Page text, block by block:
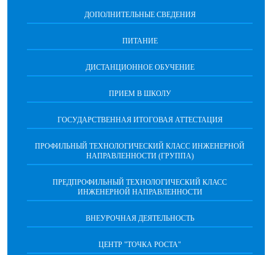
ДОПОЛНИТЕЛЬНЫЕ СВЕДЕНИЯ
ПИТАНИЕ
ДИСТАНЦИОННОЕ ОБУЧЕНИЕ
ПРИЕМ В ШКОЛУ
ГОСУДАРСТВЕННАЯ ИТОГОВАЯ АТТЕСТАЦИЯ
ПРОФИЛЬНЫЙ ТЕХНОЛОГИЧЕСКИЙ КЛАСС ИНЖЕНЕРНОЙ
НАПРАВЛЕННОСТИ (ГРУППА)
ПРЕДПРОФИЛЬНЫЙ ТЕХНОЛОГИЧЕСКИЙ КЛАСС
ИНЖЕНЕРНОЙ НАПРАВЛЕННОСТИ
ВНЕУРОЧНАЯ ДЕЯТЕЛЬНОСТЬ
ЦЕНТР "ТОЧКА РОСТА"